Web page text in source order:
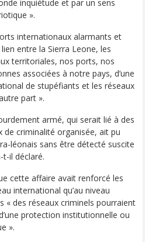
inquiétude et par un sens
».
internationaux alarmants et
entre la Sierra Leone, les
territoriales, nos ports, nos
associées à notre pays, d’une
de stupéfiants et les réseaux
part ».
armé, qui serait lié à des
de criminalité organisée, ait pu
léonais sans être détecté suscite
t-il déclaré.
cette affaire avait renforcé les
international qu’au niveau
« des réseaux criminels pourraient
protection institutionnelle ou
».